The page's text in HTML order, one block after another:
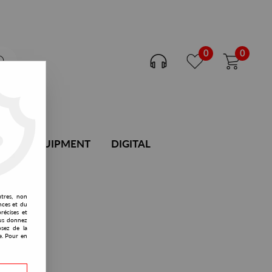
0 0
DJ EQUIPMENT DIGITAL
non
et du
et
donnez
de la
Pour en